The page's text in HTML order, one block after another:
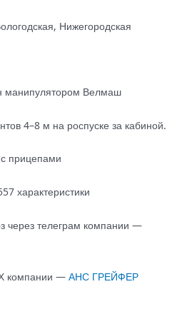
Нижегородская
манипулятором Велмаш
4–8 м на роспуске за кабиной.
прицепами
через телеграм компании —
компании — АНС ГРЕЙФЕР